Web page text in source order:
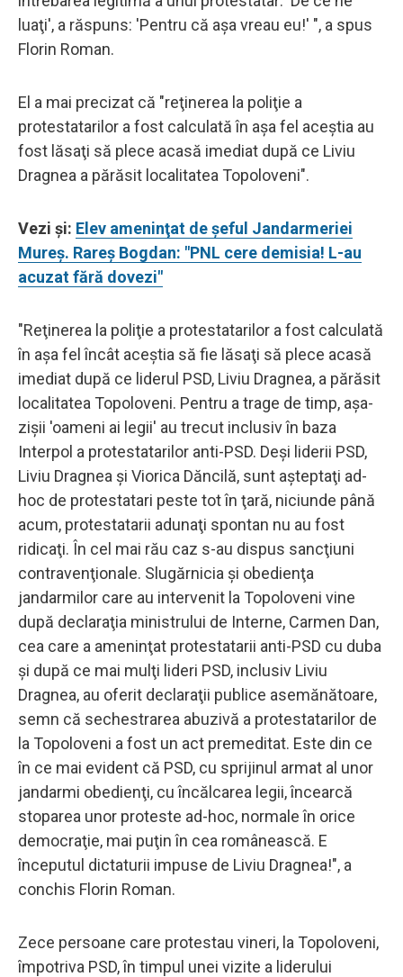
luaţi', a răspuns: 'Pentru că aşa vreau eu!' ", a spus
Florin Roman.
El a mai precizat că "reţinerea la poliţie a
protestatarilor a fost calculată în aşa fel aceştia au
fost lăsaţi să plece acasă imediat după ce Liviu
Dragnea a părăsit localitatea Topoloveni".
Vezi și: Elev ameninţat de şeful Jandarmeriei
Mureş. Rareş Bogdan: "PNL cere demisia! L-au
acuzat fără dovezi"
"Reţinerea la poliţie a protestatarilor a fost calculată
în aşa fel încât aceştia să fie lăsaţi să plece acasă
imediat după ce liderul PSD, Liviu Dragnea, a părăsit
localitatea Topoloveni. Pentru a trage de timp, aşa-
zişii 'oameni ai legii' au trecut inclusiv în baza
Interpol a protestatarilor anti-PSD. Deşi liderii PSD,
Liviu Dragnea şi Viorica Dăncilă, sunt aşteptaţi ad-
hoc de protestatari peste tot în ţară, niciunde până
acum, protestatarii adunaţi spontan nu au fost
ridicaţi. În cel mai rău caz s-au dispus sancţiuni
contravenţionale. Slugărnicia şi obedienţa
jandarmilor care au intervenit la Topoloveni vine
după declaraţia ministrului de Interne, Carmen Dan,
cea care a ameninţat protestatarii anti-PSD cu duba
şi după ce mai mulţi lideri PSD, inclusiv Liviu
Dragnea, au oferit declaraţii publice asemănătoare,
semn că sechestrarea abuzivă a protestatarilor de
la Topoloveni a fost un act premeditat. Este din ce
în ce mai evident că PSD, cu sprijinul armat al unor
jandarmi obedienţi, cu încălcarea legii, încearcă
stoparea unor proteste ad-hoc, normale în orice
democraţie, mai puţin în cea românească. E
începutul dictaturii impuse de Liviu Dragnea!", a
conchis Florin Roman.
Zece persoane care protestau vineri, la Topoloveni,
împotriva PSD, în timpul unei vizite a liderului